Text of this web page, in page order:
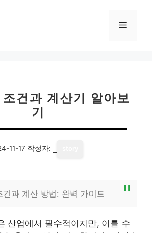
메
건과 계산기 알아보
기
11-17 작성자:
건과 계산 방법: 완벽 가이드
산업에서 필수적이지만, 이를 수